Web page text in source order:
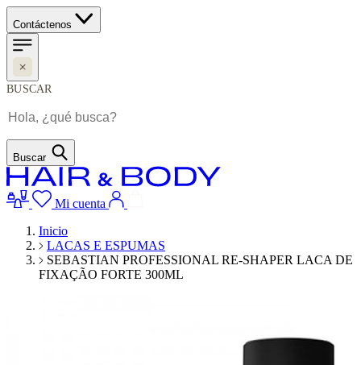
Contáctenos
BUSCAR
Buscar
Mi cuenta
Inicio
LACAS E ESPUMAS
SEBASTIAN PROFESSIONAL RE-SHAPER LACA DE
FIXAÇÃO FORTE 300ML